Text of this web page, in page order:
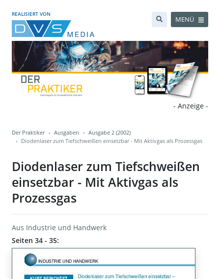
REALISIERT VON
MENÜ
- Anzeige -
Der Praktiker Ausgaben
Ausgabe 2 (2002)
Diodenlaser zum Tiefschweißen einsetzbar - Mit Aktivgas als Prozessgas
Diodenlaser zum Tiefschweißen
einsetzbar - Mit Aktivgas als
Prozessgas
Aus Industrie und Handwerk
Seiten 34 - 35: